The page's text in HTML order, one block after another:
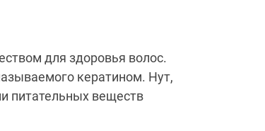
для здоровья волос.
кератином. Нут,
питательных веществ